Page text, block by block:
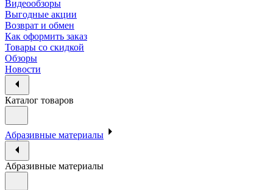
Видеообзоры
Выгодные акции
Возврат и обмен
Как оформить заказ
Товары со скидкой
Обзоры
Новости
Каталог товаров
Абразивные материалы
Абразивные материалы